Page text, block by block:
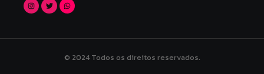
© 2024 Todos os direitos reservados.